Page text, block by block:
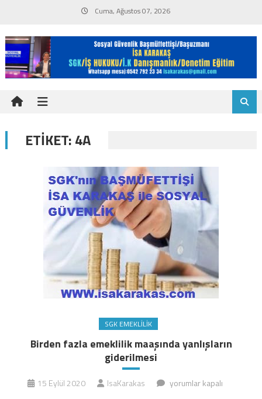
content
Cuma, Ağustos 07, 2026
ETIKET:4A
SGK EMEKLILIK
Birden fazla emeklilik maaşında yanlışların
giderilmesi
15 Eylül 2020 IsaKarakas
Birden
yorumlar kapalı